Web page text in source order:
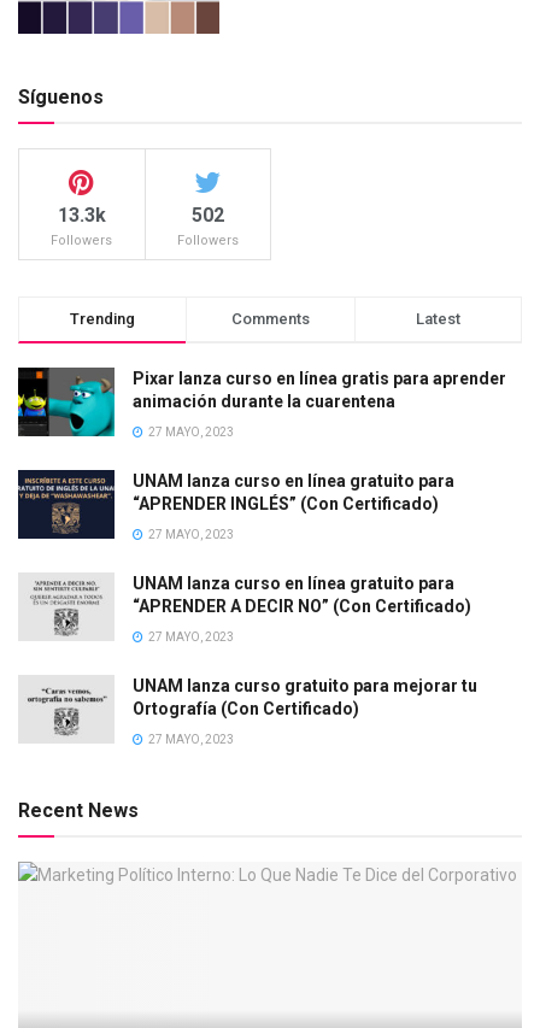
Síguenos
13.3k
Followers
502
Followers
Trending Comments Latest
Pixar lanza curso en línea gratis para aprender
animación durante la cuarentena
27 MAYO, 2023
UNAM lanza curso en línea gratuito para
“APRENDER INGLÉS” (Con Certificado)
27 MAYO, 2023
UNAM lanza curso en línea gratuito para
“APRENDER A DECIR NO” (Con Certificado)
27 MAYO, 2023
UNAM lanza curso gratuito para mejorar tu
Ortografía (Con Certificado)
27 MAYO, 2023
Recent News